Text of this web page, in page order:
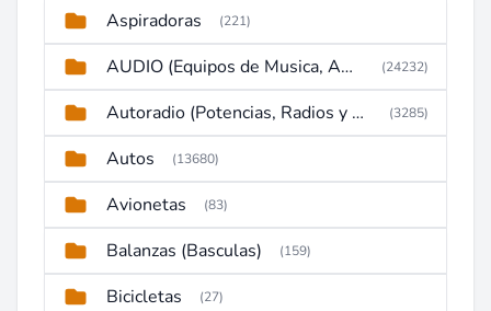
Aspiradoras (221)
AUDIO (Equipos de Musica, Amplificadores, Reproductores, Etc) (24232)
Autoradio (Potencias, Radios y DVD) (3285)
Autos (13680)
Avionetas (83)
Balanzas (Basculas) (159)
Bicicletas (27)